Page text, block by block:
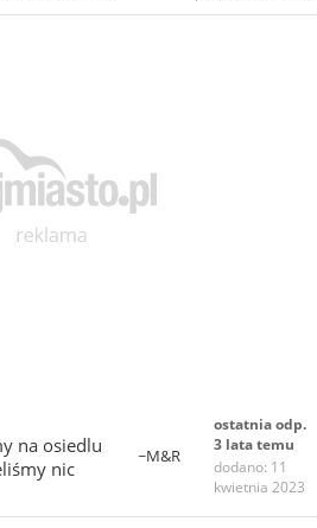
na osiedlu
nic
~M&R
ostatnia odp.
3 lata temu
dodano: 11
kwietnia 2023